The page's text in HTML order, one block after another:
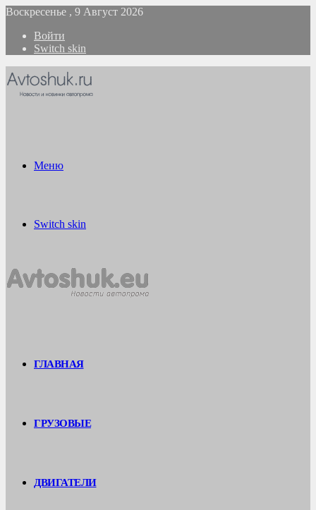
Воскресенье , 9 Август 2026
Войти
Switch skin
Меню
Switch skin
ГЛАВНАЯ
ГРУЗОВЫЕ
ДВИГАТЕЛИ